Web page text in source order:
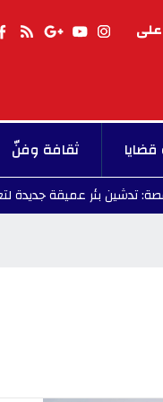
على
ثقافة وفنّ
لتعزيز التزود بمياه الشرب